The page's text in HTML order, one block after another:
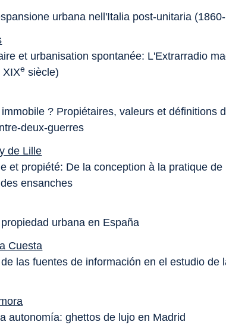
urbana nell'Italia post-unitaria
et urbanisation spontanée: L'Extrarradio
XIXe siècle)
? Propiétaires, valeurs et définitions
deux-guerres
de Lille
et propiété: De la conception à la pratique de
ensanches
urbana en España
Cuesta
las fuentes de información en el estudio de
autonomía: ghettos de lujo en Madrid